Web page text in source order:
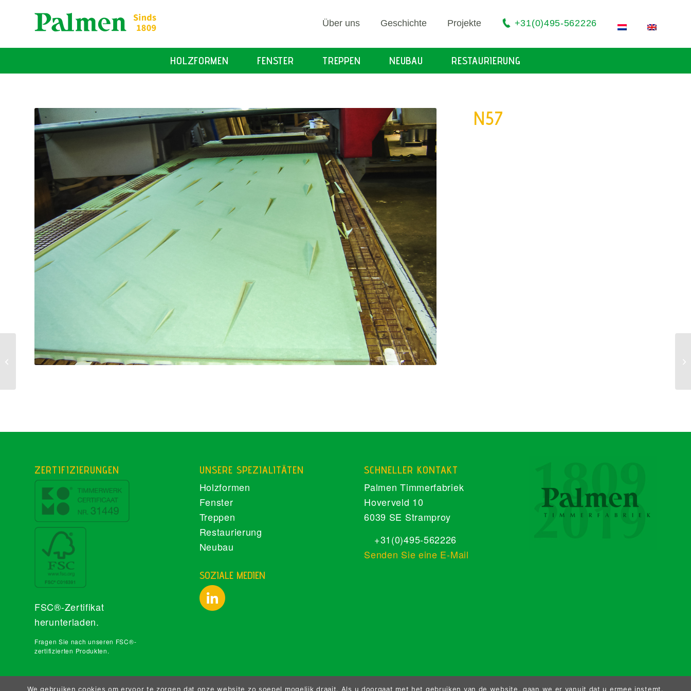
Über uns Geschichte Projekte +31(0)495-562226
HOLZFORMEN FENSTER TREPPEN NEUBAU RESTAURIERUNG
N57
ZERTIFIZIERUNGEN
FSC®-Zertifikat
herunterladen.
Fragen Sie nach unseren FSC®-
zertifizierten Produkten.
UNSERE SPEZIALITÄTEN
Holzformen
Fenster
Treppen
Restaurierung
Neubau
SOZIALE MEDIEN
SCHNELLER KONTAKT
Palmen Timmerfabriek
Hoverveld 10
6039 SE Stramproy
+31(0)495-562226
Senden Sie eine E-Mail
Sierkolommen
We gebruiken cookies om ervoor te zorgen dat onze website zo soepel mogelijk draait. Als u doorgaat met het gebruiken van de website, gaan we er vanuit dat u ermee instemt.